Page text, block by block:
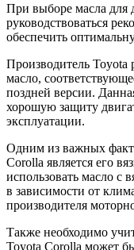
При выборе масла для
руководствоваться
обеспечить
Производитель Toyota
масло,
поздней версии.
хорошую защиту
эксплуатации.
Одним из важных
Corolla является его
использовать масло с
в зависимости от
производителя
Также необходимо
Toyota Corolla может